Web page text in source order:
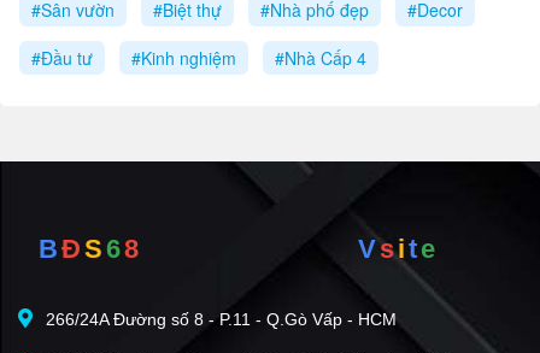
#Sân vườn
#Biệt thự #Nhà phố đẹp
#Decor
#Đầu tư
#Kinh nghiệm #Nhà Cấp 4
BĐS68 Vsite
266/24A Đường số 8 - P.11 - Q.Gò Vấp - HCM